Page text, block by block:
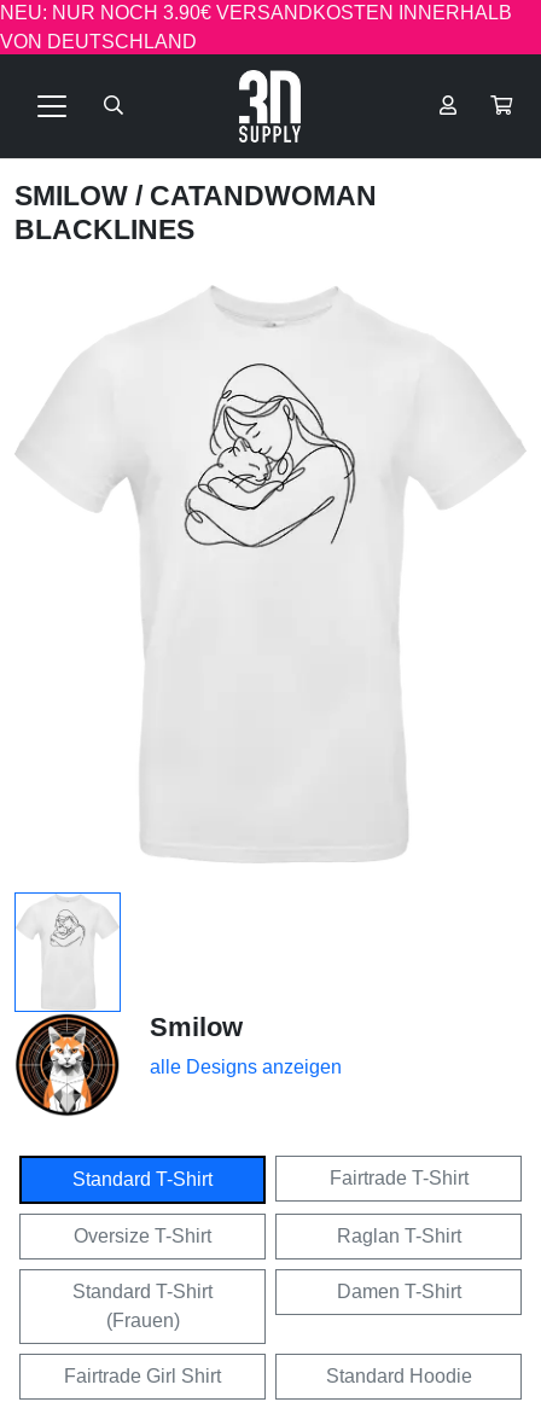
NEU: NUR NOCH 3.90€ VERSANDKOSTEN INNERHALB
VON DEUTSCHLAND
SMILOW / CATANDWOMAN
BLACKLINES
Smilow
alle Designs anzeigen
Standard T-Shirt Fairtrade T-Shirt
Oversize T-Shirt Raglan T-Shirt
Standard T-Shirt
(Frauen)
Damen T-Shirt
Fairtrade Girl Shirt Standard Hoodie